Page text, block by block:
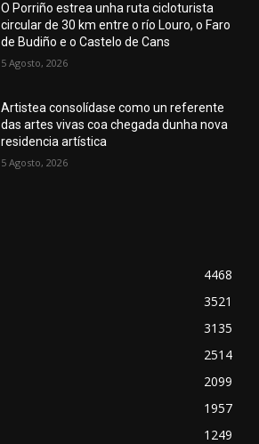
O Porriño estrea unha ruta cicloturista
circular de 30 km entre o río Louro, o Faro
de Budiño e o Castelo de Cans
5 Agosto, 2026
Artistea consolídase como un referente
das artes vivas coa chegada dunha nova
residencia artística
5 Agosto, 2026
4468
3521
3135
2514
2099
1957
1249